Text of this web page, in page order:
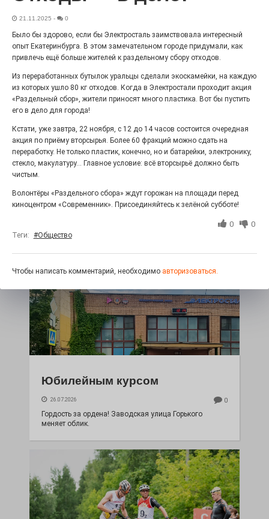
27.07.2026
Радость в квадрате! На этой неделе электростальцев
100 футов под килем!
26.07.2026 0
Юбилейным курсом
26.07.2026 0
Гордость за ордена! Заводская улица Горького
меняет облик.
21.11.2025 - 0
Было бы здорово, если бы Электросталь заимствовала интересный
опыт Екатеринбурга. В этом замечательном городе придумали, как
привлечь ещё больше жителей к раздельному сбору отходов.
Из переработанных бутылок уральцы сделали экоскамейки, на каждую
из которых ушло 80 кг отходов. Когда в Электростали проходит акция
«Раздельный сбор», жители приносят много пластика. Вот бы пустить
его в дело для города!
Кстати, уже завтра, 22 ноября, с 12 до 14 часов состоится очередная
акция по приёму вторсырья. Более 60 фракций можно сдать на
переработку. Не только пластик, конечно, но и батарейки, электронику,
стекло, макулатуру… Главное условие: всё вторсырьё должно быть
чистым.
Волонтёры «Раздельного сбора» ждут горожан на площади перед
киноцентром «Современник». Присоединяйтесь к зелёной субботе!
0 0
Теги: #Общество
Чтобы написать комментарий, необходимо авторизоваться.